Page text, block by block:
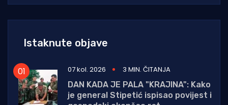
Istaknute objave
07 kol. 2026
3 MIN. ČITANJA
DAN KADA JE PALA "KRAJINA": Kako
je general Stipetić ispisao povijest i